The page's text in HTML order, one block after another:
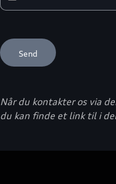
Når du kontakter os via
du kan finde et link til i